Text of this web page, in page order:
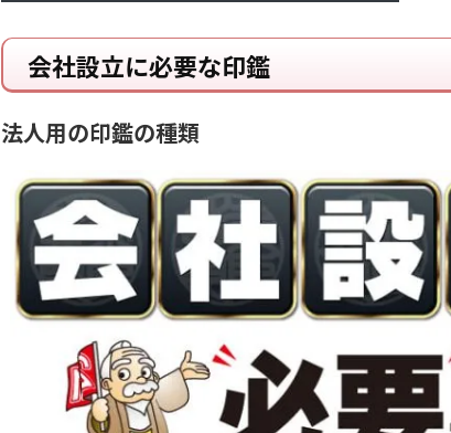
会社設立に必要な印鑑
法人用の印鑑の種類